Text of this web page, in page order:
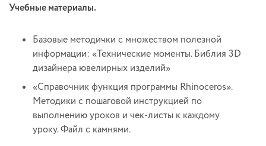
Учебные материалы.
Базовые методички с множеством полезной
информации: «Технические моменты. Библия 3D
дизайнера ювелирных изделий»
«Справочник функция программы Rhinoceros».
Методики с пошаговой инструкцией по
выполнению уроков и чек-листы к каждому
уроку. Файл с камнями.